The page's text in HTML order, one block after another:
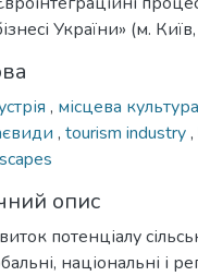
України» (м.
, місцева культура
, tourism industry,
опис
потенціалу
національні і